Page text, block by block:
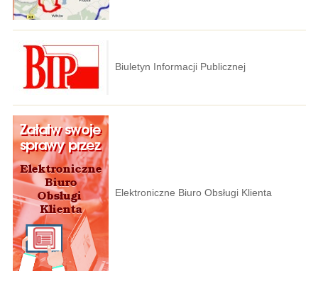
Biuletyn Informacji Publicznej
Elektroniczne Biuro Obsługi Klienta